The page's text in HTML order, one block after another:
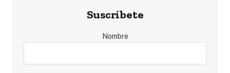
Suscríbete
Nombre